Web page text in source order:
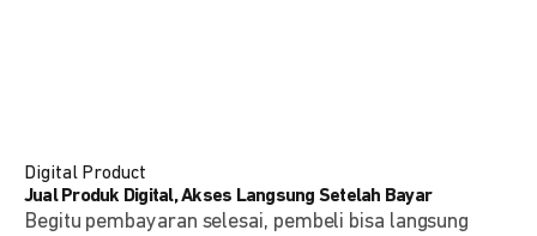
Digital Product
Jual Produk Digital, Akses Langsung Setelah Bayar
Begitu pembayaran selesai, pembeli bisa langsung